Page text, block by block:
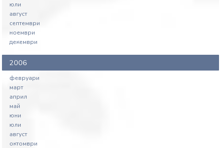
юли
август
септември
ноември
декември
2006
февруари
март
април
май
юни
юли
август
октомври